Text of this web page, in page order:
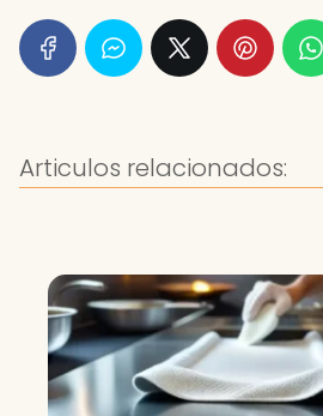
Articulos relacionados: